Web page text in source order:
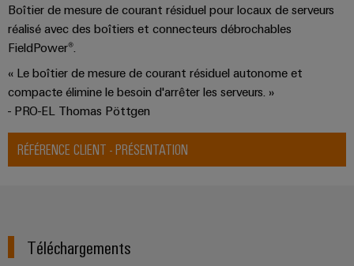
Boîtier de mesure de courant résiduel pour locaux de serveurs
réalisé avec des boîtiers et connecteurs débrochables
FieldPower®.
« Le boîtier de mesure de courant résiduel autonome et
compacte élimine le besoin d'arrêter les serveurs. »
- PRO-EL Thomas Pöttgen
RÉFÉRENCE CLIENT - PRÉSENTATION
Téléchargements